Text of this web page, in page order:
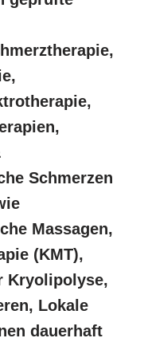
Schmerzen
Massagen,
(KMT),
Kryolipolyse,
Lokale
dauerhaft